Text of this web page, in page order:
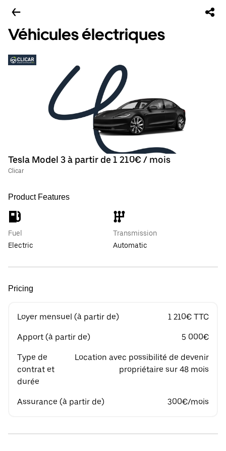
Véhicules électriques
Tesla Model 3 à partir de 1 210€ / mois
Clicar
Product Features
Fuel
Electric
Transmission
Automatic
Pricing
Loyer mensuel (à partir de) 1 210€ TTC
Apport (à partir de) 5 000€
Type de
contrat et
durée
Location avec possibilité de devenir
propriétaire sur 48 mois
Assurance (à partir de) 300€/mois